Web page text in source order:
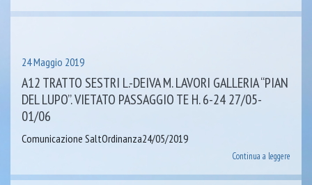
24 Maggio 2019
A12 TRATTO SESTRI L.-DEIVA M. LAVORI GALLERIA “PIAN
DEL LUPO”. VIETATO PASSAGGIO TE H. 6-24 27/05-
01/06
Comunicazione SaltOrdinanza24/05/2019
Continua a leggere